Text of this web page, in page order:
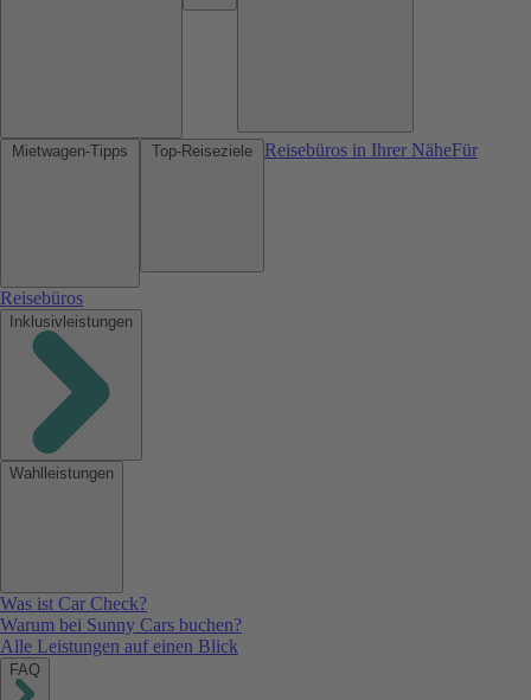
Reisebüros in Ihrer NäheFür
Reisebüros
Inklusivleistungen
Wahlleistungen
Was ist Car Check?
Warum bei Sunny Cars buchen?
Alle Leistungen auf einen Blick
FAQ